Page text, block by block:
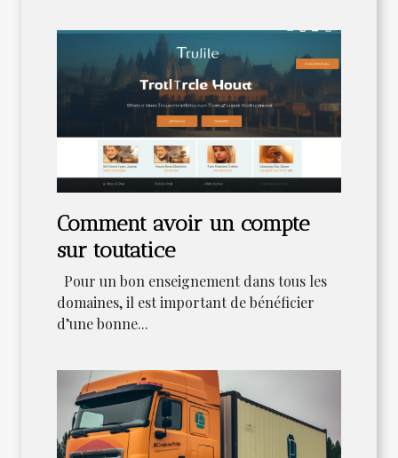
Comment avoir un compte
sur toutatice
Pour un bon enseignement dans tous les
domaines, il est important de bénéficier
d’une bonne...